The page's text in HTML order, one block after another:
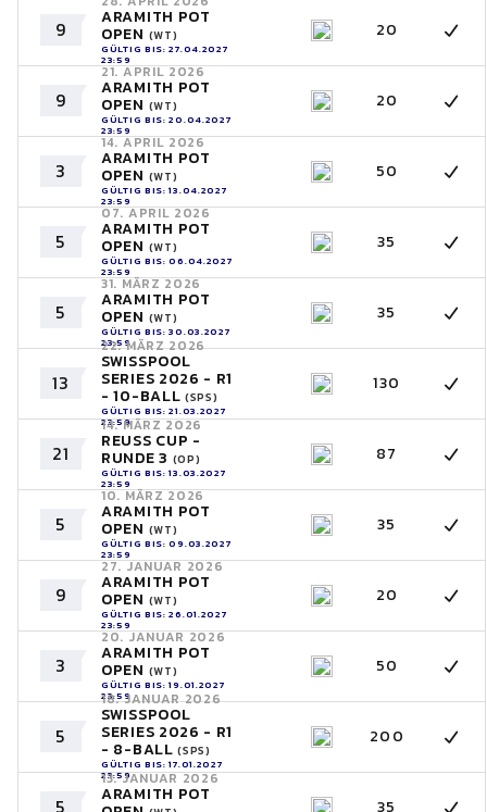
9 ARAMITH POT
OPEN (WT)
GÜLTIG BIS: 27.04.2027
23:59
20
9
21. APRIL 2026
ARAMITH POT
OPEN (WT)
GÜLTIG BIS: 20.04.2027
23:59
20
3
14. APRIL 2026
ARAMITH POT
OPEN (WT)
GÜLTIG BIS: 13.04.2027
23:59
50
5
07. APRIL 2026
ARAMITH POT
OPEN (WT)
GÜLTIG BIS: 06.04.2027
23:59
35
5
31. MÄRZ 2026
ARAMITH POT
OPEN (WT)
GÜLTIG BIS: 30.03.2027
23:59
35
13
22. MÄRZ 2026
SWISSPOOL
SERIES 2026 - R1
- 10-BALL (SPS)
GÜLTIG BIS: 21.03.2027
23:59
130
21
14. MÄRZ 2026
REUSS CUP -
RUNDE 3 (OP)
GÜLTIG BIS: 13.03.2027
23:59
87
5
10. MÄRZ 2026
ARAMITH POT
OPEN (WT)
GÜLTIG BIS: 09.03.2027
23:59
35
9
27. JANUAR 2026
ARAMITH POT
OPEN (WT)
GÜLTIG BIS: 26.01.2027
23:59
20
3
20. JANUAR 2026
ARAMITH POT
OPEN (WT)
GÜLTIG BIS: 19.01.2027
23:59
50
5
18. JANUAR 2026
SWISSPOOL
SERIES 2026 - R1
- 8-BALL(SPS)
GÜLTIG BIS: 17.01.2027
23:59
200
5
13. JANUAR 2026
ARAMITH POT
35